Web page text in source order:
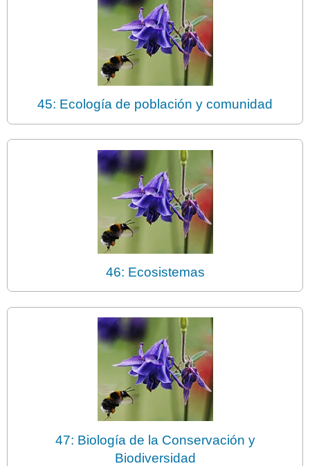
45: Ecología de población y comunidad
46: Ecosistemas
47: Biología de la Conservación y
Biodiversidad